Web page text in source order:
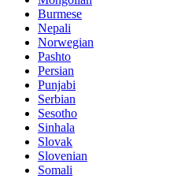
Burmese
Nepali
Norwegian
Pashto
Persian
Punjabi
Serbian
Sesotho
Sinhala
Slovak
Slovenian
Somali